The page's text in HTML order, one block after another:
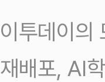
이투데이의
재배포, AI